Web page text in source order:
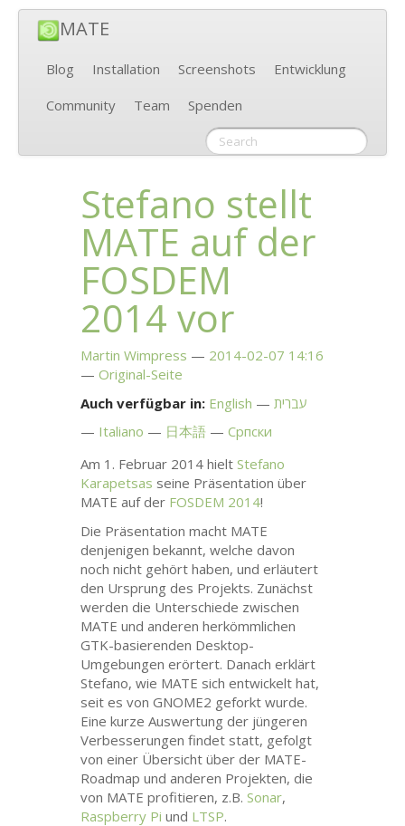
MATE
Blog Installation Screenshots
Entwicklung
Community
Team Spenden
Stefano stellt
MATE auf der
FOSDEM
2014 vor
Martin Wimpress
2014-02-07 14:16
Original-Seite
Auch verfügbar in: English
עברית
Italiano
日本語
Српски
Am 1. Februar 2014 hieltStefano
Karapetsas seine Präsentation über
MATE auf der FOSDEM 2014!
Die Präsentation macht MATE
denjenigen bekannt, welche davon
noch nicht gehört haben, und erläutert
den Ursprung des Projekts. Zunächst
werden die Unterschiede zwischen
MATE und anderen herkömmlichen
GTK-basierenden Desktop-
Umgebungen erörtert. Danach erklärt
Stefano, wie MATE sich entwickelt hat,
seit es vonGNOME2 geforkt wurde.
Eine kurze Auswertung der jüngeren
Verbesserungen findet statt, gefolgt
von einer Übersicht über der MATE-
Roadmap und anderen Projekten, die
von MATE profitieren, z.B.Sonar,
Raspberry Pi und LTSP.